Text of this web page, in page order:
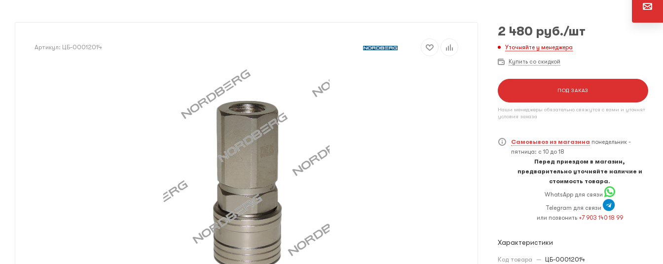
Артикул: ЦБ-00012014
2 480 руб./шт
Уточняйте у менеджера
Купить со скидкой
ПОД ЗАКАЗ
Наши менеджеры обязательно свяжутся с вами и уточнят
условия заказа
Самовывоз из магазина понедельник -
пятница: с 10 до 18
Перед приездом в магазин,
предварительно уточняйте наличие и
стоимость товара.
WhatsApp для связи
Telegram для связи
или позвонить +7 903 140 18 99
Характеристики
Код товара — ЦБ-00012014